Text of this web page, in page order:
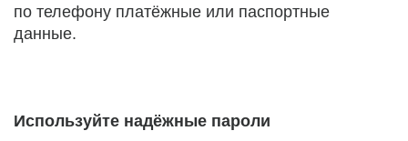
по телефону платёжные или паспортные
данные.
Используйте надёжные пароли